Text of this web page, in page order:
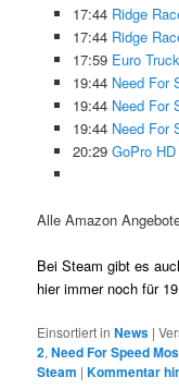
17:44 Ridge
17:44 Ridge
17:59 Euro
19:44 Need For
19:44 Need For
19:44 Need For
20:29 GoPro
Alle Amazon
Bei Steam gibt es
hier immer noch für
Einsortiert in News |
2,Need For Speed
Steam |Kommentar